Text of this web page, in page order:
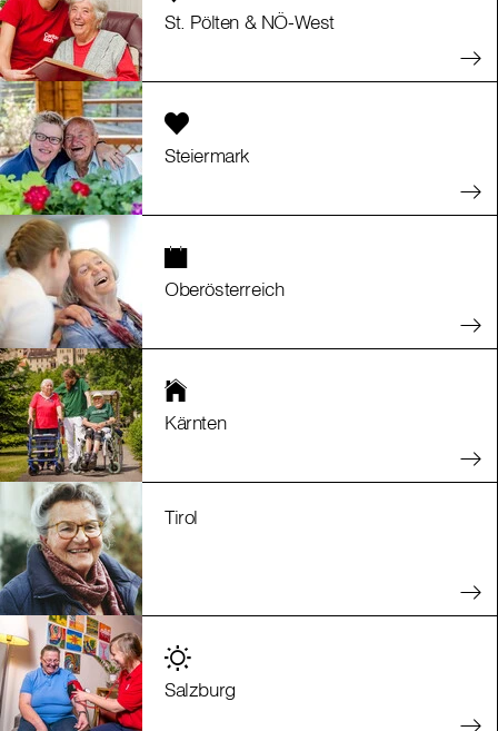
St. Pölten & NÖ-West
Steiermark
Oberösterreich
Kärnten
Tirol
Salzburg